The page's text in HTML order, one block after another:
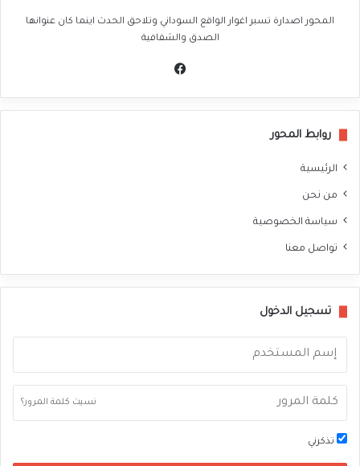
المحور اصدارة تسبر اغوار الواقع السوداني وتلاحق الحدث اينما كان عنوانها
الصدق والشفافية
روابط المحور
الرئيسية
من نحن
سياسة الخصوصية
تواصل معنا
تسجيل الدخول
نسيت كلمة المرور؟
تذكرني